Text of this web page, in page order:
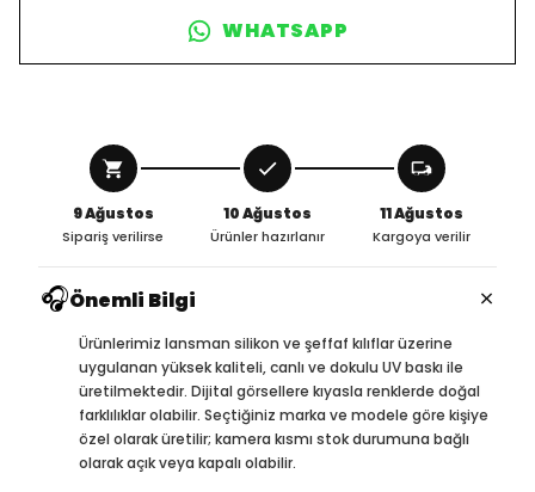
WHATSAPP
9 Ağustos
Sipariş verilirse
10 Ağustos
Ürünler hazırlanır
11 Ağustos
Kargoya verilir
🎧Önemli Bilgi ×
Ürünlerimiz lansman silikon ve şeffaf kılıflar üzerine
uygulanan yüksek kaliteli, canlı ve dokulu UV baskı ile
üretilmektedir. Dijital görsellere kıyasla renklerde doğal
farklılıklar olabilir. Seçtiğiniz marka ve modele göre kişiye
özel olarak üretilir; kamera kısmı stok durumuna bağlı
olarak açık veya kapalı olabilir.